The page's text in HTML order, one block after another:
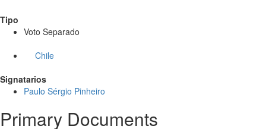
Tipo
Voto Separado
Chile
Signatarios
Paulo Sérgio Pinheiro
Primary Documents